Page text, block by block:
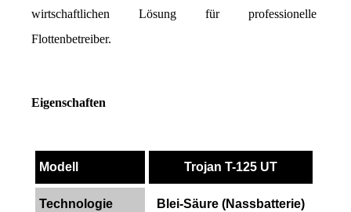
wirtschaftlichen Lösung für professionelle
Flottenbetreiber.
Eigenschaften
Modell Trojan T-125 UT
Technologie Blei-Säure (Nassbatterie)